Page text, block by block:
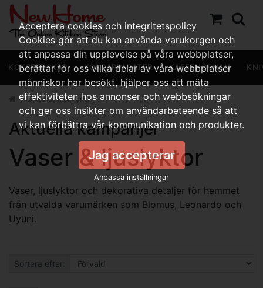
KÖKSREDSKAP KÖKSAPPARATER KAFFEHÖRNAN
Vaser & ljuslyktor
Aktuella kampanjer
Vaser & ljuslyktor
Vaser, ljuslyktor och dekorativa detaljer för hemmet
från utvalda varumärken som Blomus, Leonardo och
Uyuni.
Sortera efter:
Acceptera cookies och integritetspolicy
Cookies gör att du kan använda varukorgen och
att anpassa din upplevelse på våra webbplatser,
berättar för oss vilka delar av våra webbplatser
människor har besökt, hjälper oss att mäta
effektiviteten hos annonser och webbsökningar
och ger oss insikter om användarbeteende så att
vi kan förbättra vår kommunikation och produkter.
Jag accepterar
Anpassa inställningar